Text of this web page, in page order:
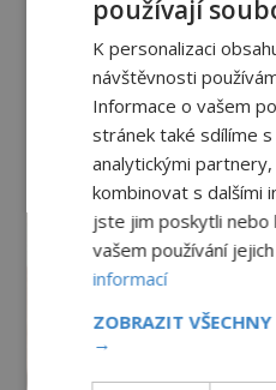
používají
K personalizaci
návštěvnosti
Informace o vašem
stránek také sdílíme s
analytickými
kombinovat s dalšími
jste jim poskytli nebo
vašem používání
informací
ZOBRAZIT VŠECHNY
→